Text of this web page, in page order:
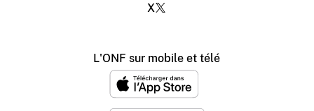
X
L'ONF sur mobile et télé